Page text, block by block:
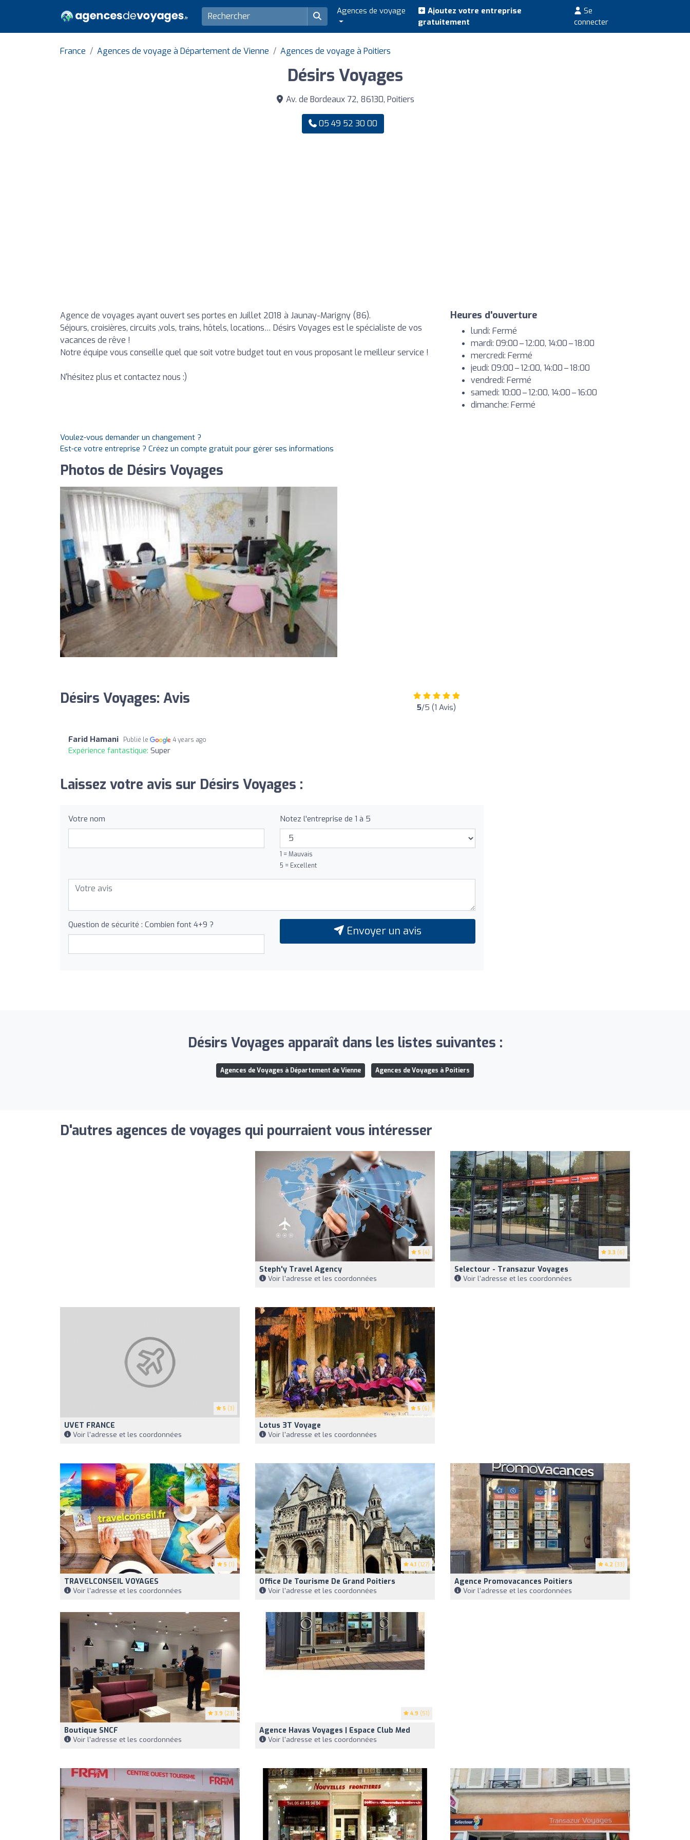
Agences de voyage
Ajoutez votre entreprise
gratuitement
Se
connecter
France Agences de voyage à Département de Vienne Agences de voyage à Poitiers
Désirs Voyages
Av. de Bordeaux 72, 86130, Poitiers
05 49 52 30 00
Agence de voyages ayant ouvert ses portes en Juillet 2018 à Jaunay-Marigny (86).
Séjours, croisières, circuits ,vols, trains, hôtels, locations… Désirs Voyages est le spécialiste de vos
vacances de rêve !
Notre équipe vous conseille quel que soit votre budget tout en vous proposant le meilleur service !
N'hésitez plus et contactez nous :)
Heures d'ouverture
lundi: Fermé
mardi: 09:00 – 12:00, 14:00 – 18:00
mercredi: Fermé
jeudi: 09:00 – 12:00, 14:00 – 18:00
vendredi: Fermé
samedi: 10:00 – 12:00, 14:00 – 16:00
dimanche: Fermé
Voulez-vous demander un changement ?
Est-ce votre entreprise ? Créez un compte gratuit pour gérer ses informations
Photos de Désirs Voyages
Désirs Voyages: Avis 5/5 (1 Avis)
Farid Hamani Publié le 4 years ago
Expérience fantastique: Super
Laissez votre avis sur Désirs Voyages :
Votre nom Notez l'entreprise de 1 à 5
1 = Mauvais
5 = Excellent
Question de sécurité : Combien font 4+9 ? Envoyer un avis
Désirs Voyages apparaît dans les listes suivantes :
Agences de Voyages à Département de Vienne Agences de Voyages à Poitiers
D'autres agences de voyages qui pourraient vous intéresser
5 (4)
Steph'y Travel Agency
Voir l'adresse et les coordonnées
3.3 (6)
Selectour - Transazur Voyages
Voir l'adresse et les coordonnées
5 (3)
UVET FRANCE
Voir l'adresse et les coordonnées
5 (6)
Lotus 3T Voyage
Voir l'adresse et les coordonnées
5 (1)
TRAVELCONSEIL VOYAGES
Voir l'adresse et les coordonnées
4.1 (127)
Office De Tourisme De Grand Poitiers
Voir l'adresse et les coordonnées
4.2 (33)
Agence Promovacances Poitiers
Voir l'adresse et les coordonnées
3.9 (23)
Boutique SNCF
Voir l'adresse et les coordonnées
4.9 (51)
Agence Havas Voyages | Espace Club Med
Voir l'adresse et les coordonnées